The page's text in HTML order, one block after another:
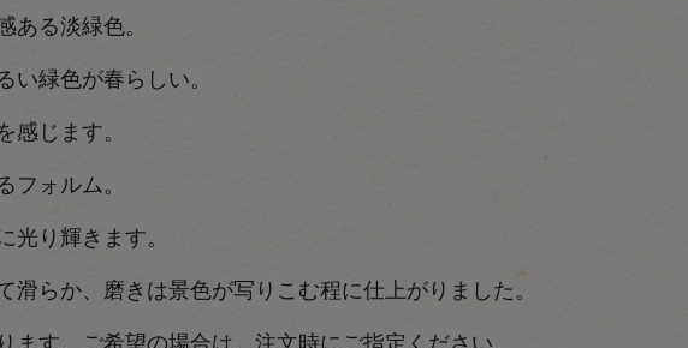
る淡緑色。
緑色が春らしい。
じます。
ォルム。
り輝きます。
滑らか、磨きは景色が写りこむ程に仕上がりました。
ます。ご希望の場合は、注文時にご指定ください。